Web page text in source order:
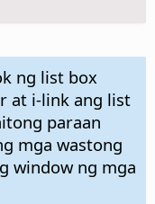
ng list box
at i-link ang list
paraan
mga wastong
window ng mga